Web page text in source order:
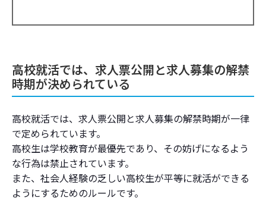
高校就活では、求人票公開と求人募集の解禁
時期が決められている
高校就活では、求人票公開と求人募集の解禁時期が一律
で定められています。
高校生は学校教育が最優先であり、その妨げになるよう
な行為は禁止されています。
また、社会人経験の乏しい高校生が平等に就活ができる
ようにするためのルールです。